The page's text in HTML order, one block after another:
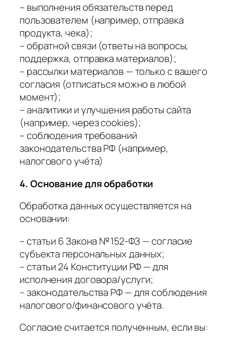
– выполнения обязательств перед
пользователем (например, отправка
продукта, чека);
– обратной связи (ответы на вопросы,
поддержка, отправка материалов);
– рассылки материалов — только с вашего
согласия (отписаться можно в любой
момент);
– аналитики и улучшения работы сайта
(например, через cookies);
– соблюдения требований
законодательства РФ (например,
налогового учёта)
4. Основание для обработки
Обработка данных осуществляется на
основании:
– статьи 6 Закона № 152-ФЗ — согласие
субъекта персональных данных;
– статьи 24 Конституции РФ — для
исполнения договора/услуги;
– законодательства РФ — для соблюдения
налогового/финансового учёта.
Согласие считается полученным, если вы: